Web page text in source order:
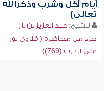
أيام أكل وشرب وذكرا لله
تعالى)
للشيخ: عبد العزيز بن باز
جزء من محاضرة ( فتاوى نور
على الدرب (769))